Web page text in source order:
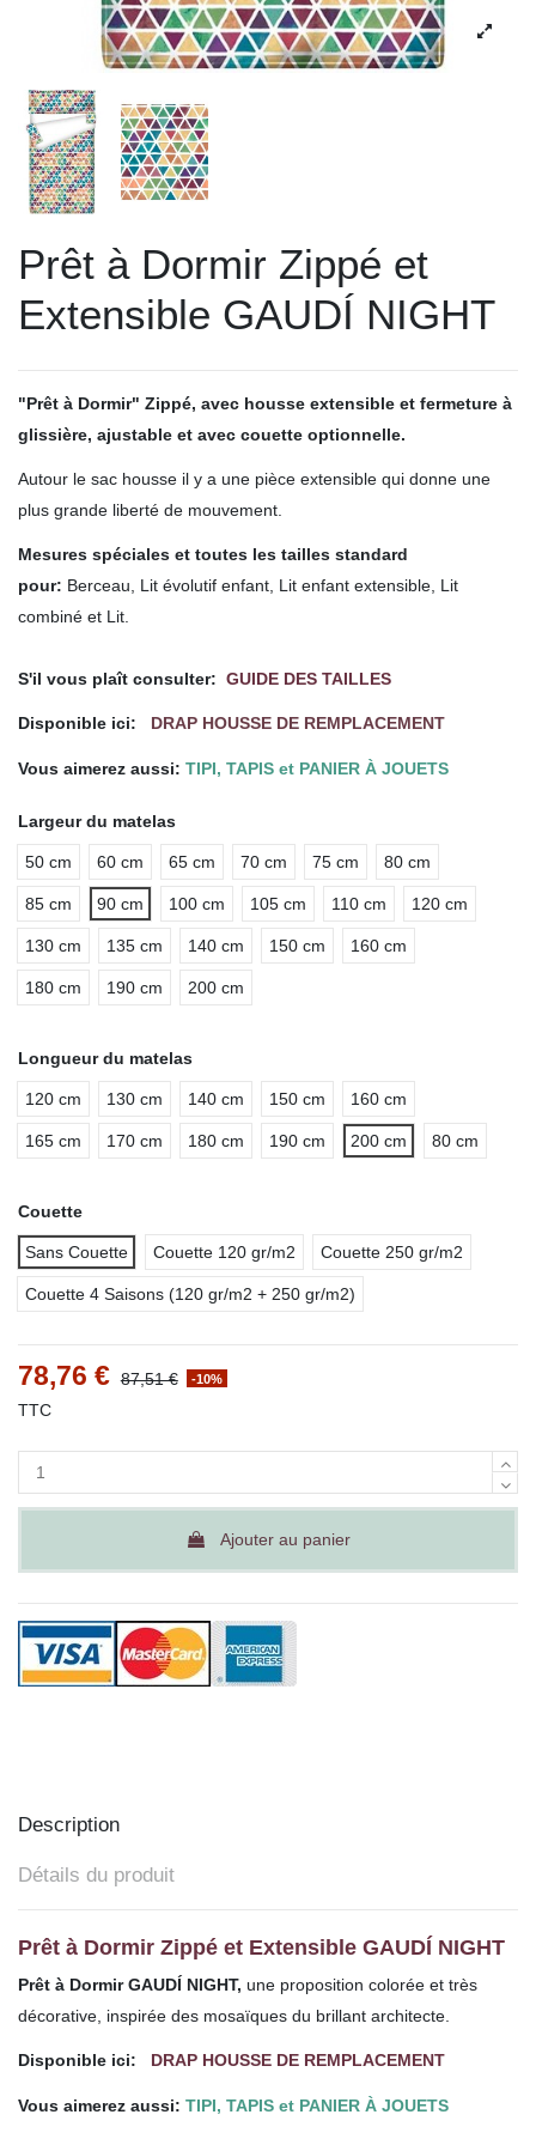
Prêt à Dormir Zippé et
Extensible GAUDÍ NIGHT
"Prêt à Dormir" Zippé, avec housse extensible et fermeture à
glissière, ajustable et avec couette optionnelle.
Autour le sac housse il y a une pièce extensible qui donne une
plus grande liberté de mouvement.
Mesures spéciales et toutes les tailles standard
pour: Berceau, Lit évolutif enfant, Lit enfant extensible, Lit
combiné et Lit.
S'il vous plaît consulter: GUIDE DES TAILLES
Disponible ici: DRAP HOUSSE DE REMPLACEMENT
Vous aimerez aussi: TIPI, TAPIS et PANIER À JOUETS
Largeur du matelas
50 cm 60 cm 65 cm 70 cm 75 cm 80 cm
85 cm 90 cm 100 cm 105 cm 110 cm 120 cm
130 cm 135 cm 140 cm 150 cm 160 cm
180 cm 190 cm 200 cm
Longueur du matelas
120 cm 130 cm 140 cm 150 cm 160 cm
165 cm 170 cm 180 cm 190 cm 200 cm 80 cm
Couette
Sans Couette Couette 120 gr/m2 Couette 250 gr/m2
Couette 4 Saisons (120 gr/m2 + 250 gr/m2)
78,76 € 87,51 € -10%
TTC
Ajouter au panier
Description
Détails du produit
Prêt à Dormir Zippé et Extensible GAUDÍ NIGHT
Prêt à Dormir GAUDÍ NIGHT, une proposition colorée et très
décorative, inspirée des mosaïques du brillant architecte.
Disponible ici: DRAP HOUSSE DE REMPLACEMENT
Vous aimerez aussi: TIPI, TAPIS et PANIER À JOUETS